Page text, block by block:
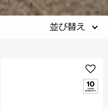
並び替え